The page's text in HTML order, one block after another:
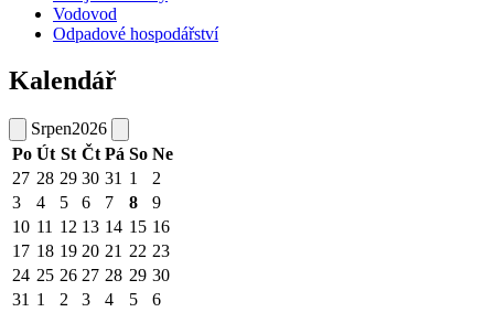
Vodovod
Odpadové hospodářství
Kalendář
Srpen2026
Po Út St Čt Pá So Ne
27 28 29 30 31 1
2
3
4 5 6 7 8
9
10 11 12 13 14 15 16
17 18 19 20 21 22 23
24 25 26 27 28 29 30
31 1 2 3 4 5 6